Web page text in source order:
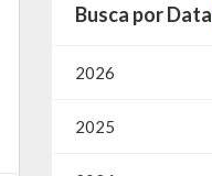
Busca por Data
2026
2025